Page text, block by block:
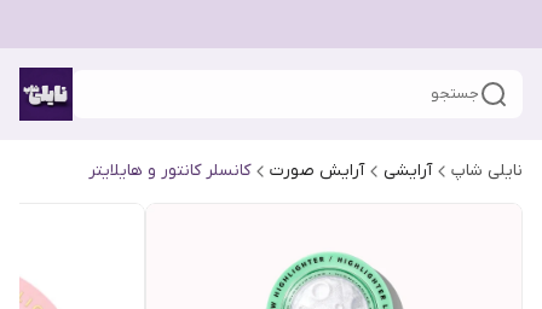
جستجو
نایلی شاپ آرایشی آرایش صورت کانسلر کانتور و هایلایتر